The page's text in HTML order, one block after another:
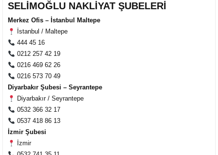
SELİMOĞLU NAKLİYAT ŞUBELERİ
Merkez Ofis – İstanbul Maltepe
İstanbul / Maltepe
444 45 16
0212 257 42 19
0216 469 62 26
0216 573 70 49
Diyarbakır Şubesi – Seyrantepe
Diyarbakır / Seyrantepe
0532 366 32 17
0537 418 86 13
İzmir Şubesi
İzmir